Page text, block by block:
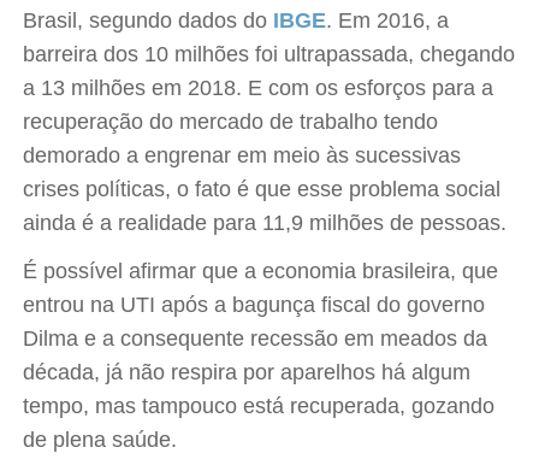
Brasil, segundo dados do IBGE. Em 2016, a
barreira dos 10 milhões foi ultrapassada, chegando
a 13 milhões em 2018. E com os esforços para a
recuperação do mercado de trabalho tendo
demorado a engrenar em meio às sucessivas
crises políticas, o fato é que esse problema social
ainda é a realidade para 11,9 milhões de pessoas.
É possível afirmar que a economia brasileira, que
entrou na UTI após a bagunça fiscal do governo
Dilma e a consequente recessão em meados da
década, já não respira por aparelhos há algum
tempo, mas tampouco está recuperada, gozando
de plena saúde.